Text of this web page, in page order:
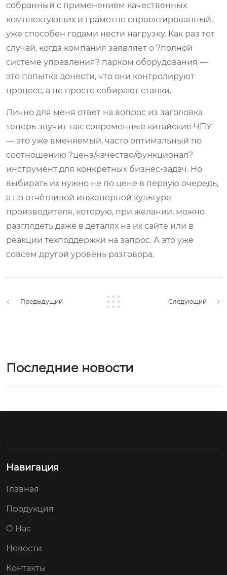
собранный с применением качественных
комплектующих и грамотно спроектированный,
уже способен годами нести нагрузку. Как раз тот
случай, когда компания заявляет о ?полной
системе управления? парком оборудования —
это попытка донести, что они контролируют
процесс, а не просто собирают станки.
Лично для меня ответ на вопрос из заголовка
теперь звучит так: современные китайские ЧПУ
— это уже вменяемый, часто оптимальный по
соотношению ?цена/качество/функционал?
инструмент для конкретных бизнес-задач. Но
выбирать их нужно не по цене в первую очередь,
а по отчётливой инженерной культуре
производителя, которую, при желании, можно
разглядеть даже в деталях на их сайте или в
реакции техподдержки на запрос. А это уже
совсем другой уровень разговора.
Предыдущий Следующий
Последние новости
Навигация
Главная
Продукция
О Hас
Новости
Контакты